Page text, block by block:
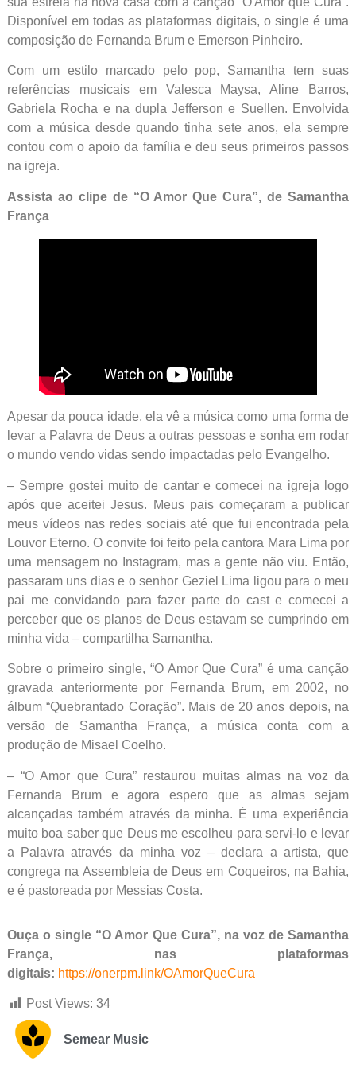
Disponível em todas as plataformas digitais, o single é uma
composição de Fernanda Brum e Emerson Pinheiro.
Com um estilo marcado pelo pop, Samantha tem suas
referências musicais em Valesca Maysa, Aline Barros,
Gabriela Rocha e na dupla Jefferson e Suellen. Envolvida
com a música desde quando tinha sete anos, ela sempre
contou com o apoio da família e deu seus primeiros passos
na igreja.
Assista ao clipe de “O Amor Que Cura”, de Samantha
França
Apesar da pouca idade, ela vê a música como uma forma de
levar a Palavra de Deus a outras pessoas e sonha em rodar
o mundo vendo vidas sendo impactadas pelo Evangelho.
– Sempre gostei muito de cantar e comecei na igreja logo
após que aceitei Jesus. Meus pais começaram a publicar
meus vídeos nas redes sociais até que fui encontrada pela
Louvor Eterno. O convite foi feito pela cantora Mara Lima por
uma mensagem no Instagram, mas a gente não viu. Então,
passaram uns dias e o senhor Geziel Lima ligou para o meu
pai me convidando para fazer parte do cast e comecei a
perceber que os planos de Deus estavam se cumprindo em
minha vida – compartilha Samantha.
Sobre o primeiro single, “O Amor Que Cura” é uma canção
gravada anteriormente por Fernanda Brum, em 2002, no
álbum “Quebrantado Coração”. Mais de 20 anos depois, na
versão de Samantha França, a música conta com a
produção de Misael Coelho.
– “O Amor que Cura” restaurou muitas almas na voz da
Fernanda Brum e agora espero que as almas sejam
alcançadas também através da minha. É uma experiência
muito boa saber que Deus me escolheu para servi-lo e levar
a Palavra através da minha voz – declara a artista, que
congrega na Assembleia de Deus em Coqueiros, na Bahia,
e é pastoreada por Messias Costa.
Ouça o single “O Amor Que Cura”, na voz de Samantha
França, nas plataformas
digitais: https://onerpm.link/OAmorQueCura
Post Views: 34
Semear Music